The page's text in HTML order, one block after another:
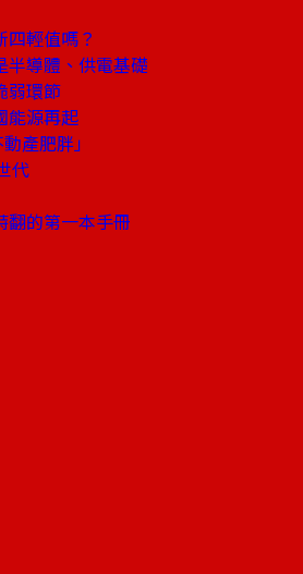
輕值嗎？
半導體、供電基礎
弱環節
能源再起
產肥胖」
代
翻的第一本手冊